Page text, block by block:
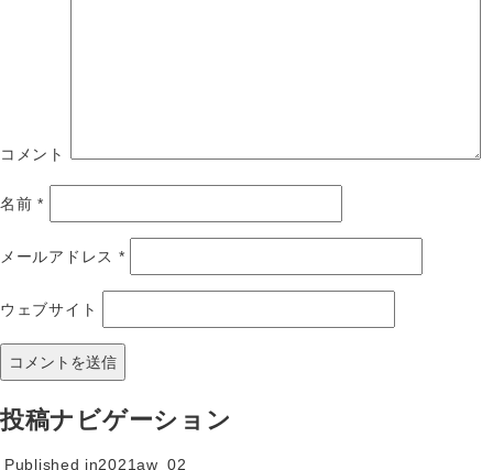
コメント
名前*
メールアドレス *
ウェブサイト
投稿ナビゲーション
Published in2021aw_02